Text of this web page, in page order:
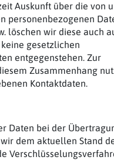
Auskunft über die von
personenbezogenen
löschen wir diese auch
gesetzlichen
entgegenstehen. Zur
Zusammenhang
Kontaktdaten.
Daten bei der
dem aktuellen Stand